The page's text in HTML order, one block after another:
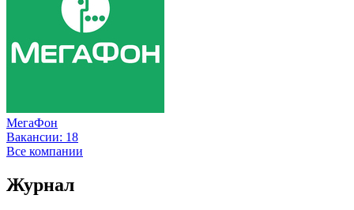
МегаФон
Вакансии: 18
Все компании
Журнал